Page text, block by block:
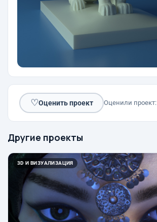
♡Оценить проект Оценили проект:
Другие проекты
3D И ВИЗУАЛИЗАЦИЯ